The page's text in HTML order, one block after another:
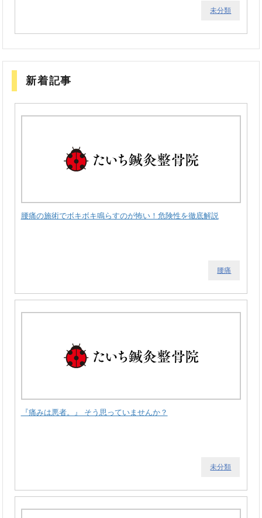
未分類
新着記事
腰痛の施術でボキボキ鳴らすのが怖い！危険性を徹底解説
腰痛
『痛みは悪者。』 そう思っていませんか？
未分類